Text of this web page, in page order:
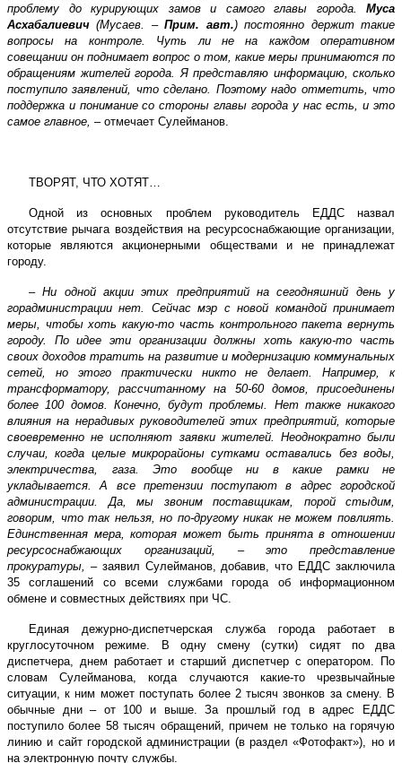
проблему до курирующих замов и самого главы города. Муса
Асхабалиевич (Мусаев. –Прим. авт.) постоянно держит такие
вопросы на контроле. Чуть ли не на каждом оперативном
совещании он поднимает вопрос о том, какие меры принимаются по
обращениям жителей города. Я представляю информацию, сколько
поступило заявлений, что сделано. Поэтому надо отметить, что
поддержка и понимание со стороны главы города у нас есть, и это
самое главное, – отмечает Сулейманов.
ТВОРЯТ, ЧТО ХОТЯТ…
Одной из основных проблем руководитель ЕДДС назвал
отсутствие рычага воздействия на ресурсоснабжающие организации,
которые являются акционерными обществами и не принадлежат
городу.
–Ни одной акции этих предприятий на сегодняшний день у
горадминистрации нет. Сейчас мэр с новой командой принимает
меры, чтобы хоть какую-то часть контрольного пакета вернуть
городу. По идее эти организации должны хоть какую-то часть
своих доходов тратить на развитие и модернизацию коммунальных
сетей, но этого практически никто не делает. Например, к
трансформатору, рассчитанному на 50-60 домов, присоединены
более 100 домов. Конечно, будут проблемы. Нет также никакого
влияния на нерадивых руководителей этих предприятий, которые
своевременно не исполняют заявки жителей. Неоднократно были
случаи, когда целые микрорайоны сутками оставались без воды,
электричества, газа. Это вообще ни в какие рамки не
укладывается. А все претензии поступают в адрес городской
администрации. Да, мы звоним поставщикам, порой стыдим,
говорим, что так нельзя, но по-другому никак не можем повлиять.
Единственная мера, которая может быть принята в отношении
ресурсоснабжающих организаций, – это представление
прокуратуры,
– заявил Сулейманов, добавив, что ЕДДС заключила
35 соглашений со всеми службами города об информационном
обмене и совместных действиях при ЧС.
Единая дежурно-диспетчерская служба города работает в
круглосуточном режиме. В одну смену (сутки) сидят по два
диспетчера, днем работает и старший диспетчер с оператором. По
словам Сулейманова, когда случаются какие-то чрезвычайные
ситуации, к ним может поступать более 2 тысяч звонков за смену. В
обычные дни – от 100 и выше. За прошлый год в адрес ЕДДС
поступило более 58 тысяч обращений, причем не только на горячую
линию и сайт городской администрации (в раздел «Фотофакт»), но и
на электронную почту службы.